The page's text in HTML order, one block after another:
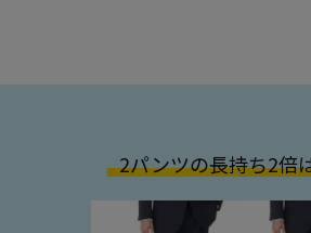
2パンツの長持ち2倍